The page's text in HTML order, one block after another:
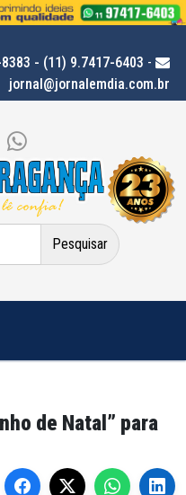
- (11) 9.7417-6403 -
jornal@jornalemdia.com.br
de Natal” para